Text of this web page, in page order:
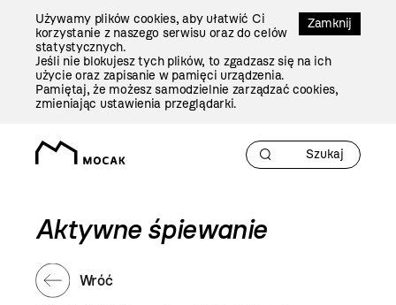
Zamknij
Używamy plików cookies, aby ułatwić Ci
korzystanie z naszego serwisu oraz do celów
statystycznych.
Jeśli nie blokujesz tych plików, to zgadzasz się na ich
użycie oraz zapisanie w pamięci urządzenia.
Pamiętaj, że możesz samodzielnie zarządzać cookies,
zmieniając ustawienia przeglądarki.
Aktywne śpiewanie
Wróć